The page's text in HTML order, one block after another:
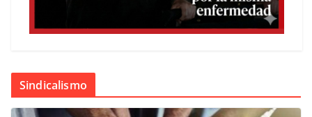
Sindicalismo